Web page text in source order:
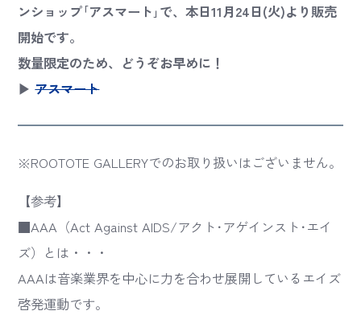
ンショップ｢アスマート｣で、本日11月24日(火)より販売
開始です。
数量限定のため、どうぞお早めに！
▶アスマート
※ROOTOTE GALLERYでのお取り扱いはございません。
【参考】
■AAA（Act Against AIDS/アクト･アゲインスト･エイ
ズ）とは・・・
AAAは音楽業界を中心に力を合わせ展開しているエイズ
啓発運動です。